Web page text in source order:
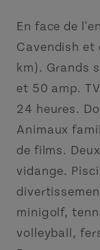
En face de
Cavendish et
km). Grands
et 50 amp.
24 heures.
Animaux
de films.
vidange.
minigolf,
volleyball,